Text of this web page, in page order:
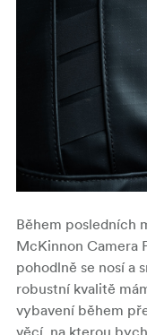
Během posledních
McKinnon Camera
pohodlně se nosí a
robustní kvalitě
vybavení během
věcí, na kterou